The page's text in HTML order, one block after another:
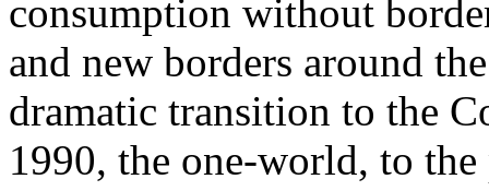
consumption without
and new borders around
dramatic transition to the
1990, the one-world, to the